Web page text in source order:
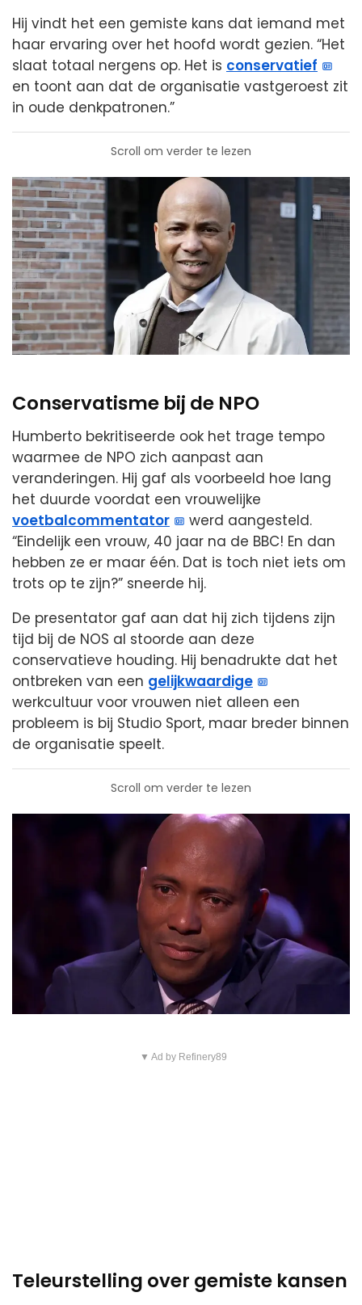
Hij vindt het een gemiste kans dat iemand met
haar ervaring over het hoofd wordt gezien. “Het
slaat totaal nergens op. Het is conservatief
en toont aan dat de organisatie vastgeroest zit
in oude denkpatronen.”
Scroll om verder te lezen
Conservatisme bij de NPO
Humberto bekritiseerde ook het trage tempo
waarmee de NPO zich aanpast aan
veranderingen. Hij gaf als voorbeeld hoe lang
het duurde voordat een vrouwelijke
voetbalcommentator
werd aangesteld.
“Eindelijk een vrouw, 40 jaar na de BBC! En dan
hebben ze er maar één. Dat is toch niet iets om
trots op te zijn?” sneerde hij.
De presentator gaf aan dat hij zich tijdens zijn
tijd bij de NOS al stoorde aan deze
conservatieve houding. Hij benadrukte dat het
ontbreken van een gelijkwaardige
werkcultuur voor vrouwen niet alleen een
probleem is bij Studio Sport, maar breder binnen
de organisatie speelt.
Scroll om verder te lezen
▼ Ad by Refinery89
Teleurstelling over gemiste kansen